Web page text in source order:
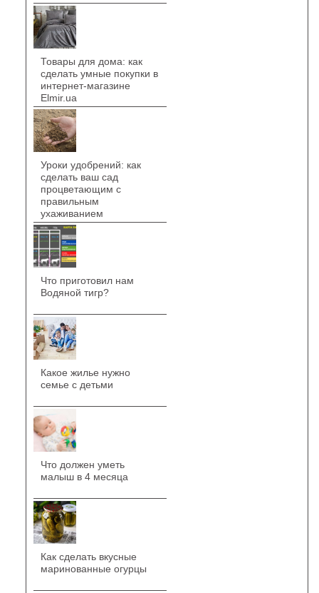
Товары для дома: как
сделать умные покупки в
интернет-магазине
Elmir.ua
Уроки удобрений: как
сделать ваш сад
процветающим с
правильным
ухаживанием
Что приготовил нам
Водяной тигр?
Какое жилье нужно
семье с детьми
Что должен уметь
малыш в 4 месяца
Как сделать вкусные
маринованные огурцы